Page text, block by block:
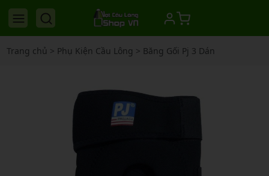
Trang chủ > Phụ Kiện Cầu Lông > Băng Gối Pj 3 Dán